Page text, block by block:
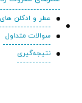
عطر و ادکلن
سوالات متداول
نتیجه‌گیری